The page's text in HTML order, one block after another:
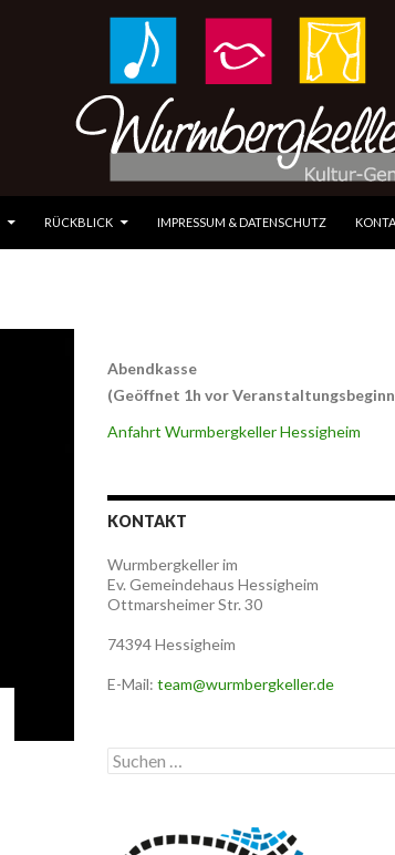
RÜCKBLICK IMPRESSUM & DATENSCHUTZ
Abendkasse
(Geöffnet 1h vor
Anfahrt Wurmbergkeller Hessigheim
KONTAKT
Wurmbergkeller im
Ev. Gemeindehaus Hessigheim
Ottmarsheimer Str. 30
74394 Hessigheim
E-Mail: team@wurmbergkeller.de
Suchen
nach: